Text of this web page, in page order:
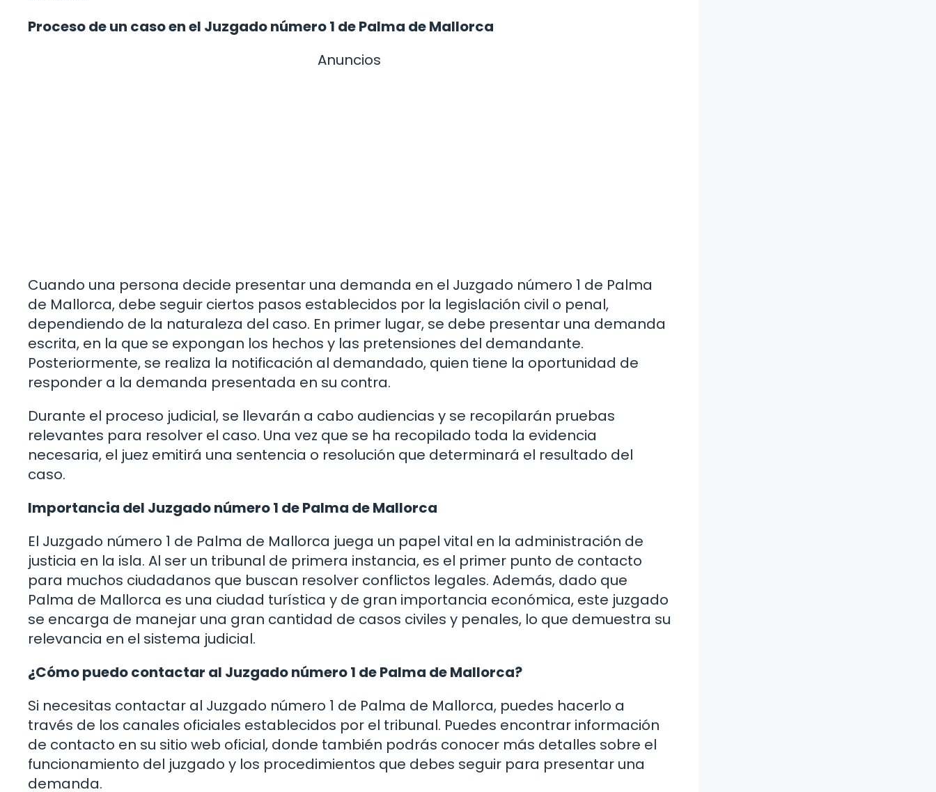
Proceso de un caso en el Juzgado número 1 de Palma de Mallorca
Anuncios
Cuando una persona decide presentar una demanda en el Juzgado número 1 de Palma
de Mallorca, debe seguir ciertos pasos establecidos por la legislación civil o penal,
dependiendo de la naturaleza del caso. En primer lugar, se debe presentar una demanda
escrita, en la que se expongan los hechos y las pretensiones del demandante.
Posteriormente, se realiza la notificación al demandado, quien tiene la oportunidad de
responder a la demanda presentada en su contra.
Durante el proceso judicial, se llevarán a cabo audiencias y se recopilarán pruebas
relevantes para resolver el caso. Una vez que se ha recopilado toda la evidencia
necesaria, el juez emitirá una sentencia o resolución que determinará el resultado del
caso.
Importancia del Juzgado número 1 de Palma de Mallorca
El Juzgado número 1 de Palma de Mallorca juega un papel vital en la administración de
justicia en la isla. Al ser un tribunal de primera instancia, es el primer punto de contacto
para muchos ciudadanos que buscan resolver conflictos legales. Además, dado que
Palma de Mallorca es una ciudad turística y de gran importancia económica, este juzgado
se encarga de manejar una gran cantidad de casos civiles y penales, lo que demuestra su
relevancia en el sistema judicial.
¿Cómo puedo contactar al Juzgado número 1 de Palma de Mallorca?
Si necesitas contactar al Juzgado número 1 de Palma de Mallorca, puedes hacerlo a
través de los canales oficiales establecidos por el tribunal. Puedes encontrar información
de contacto en su sitio web oficial, donde también podrás conocer más detalles sobre el
funcionamiento del juzgado y los procedimientos que debes seguir para presentar una
demanda.